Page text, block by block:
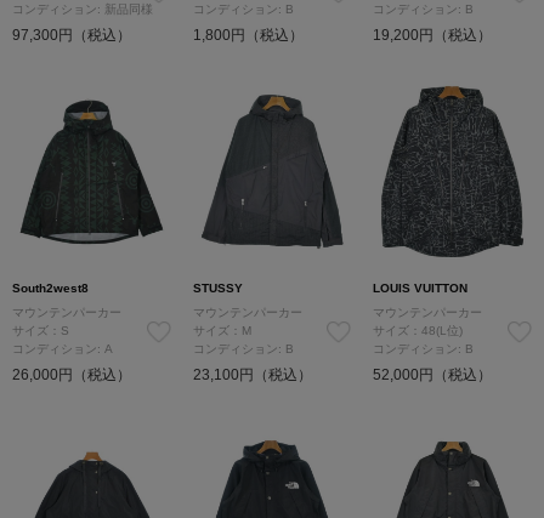
コンディション: 新品同様
97,300円（税込）
コンディション: B
1,800円（税込）
コンディション: B
19,200円（税込）
South2west8
マウンテンパーカー
サイズ：S
コンディション: A
26,000円（税込）
STUSSY
マウンテンパーカー
サイズ：M
コンディション: B
23,100円（税込）
LOUIS VUITTON
マウンテンパーカー
サイズ：48(L位)
コンディション: B
52,000円（税込）